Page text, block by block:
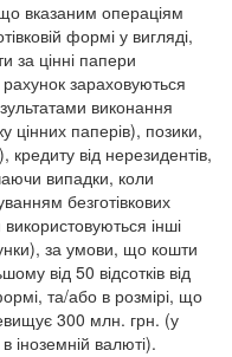
вказаним операціям
формі у вигляді,
за цінні папери
зараховуються
виконання
цінних паперів), позики,
кредиту від нерезидентів,
випадки, коли
безготівкових
використовуються інші
за умови, що кошти
від 50 відсотків від
та/або в розмірі, що
300 млн. грн. (у
іноземній валюті).